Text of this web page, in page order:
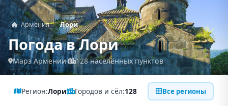
Армения › Лори
Погода в Лори
Марз Армении· 128 населённых пунктов
Регион:Лори Городов и сёл:128 Все регионы